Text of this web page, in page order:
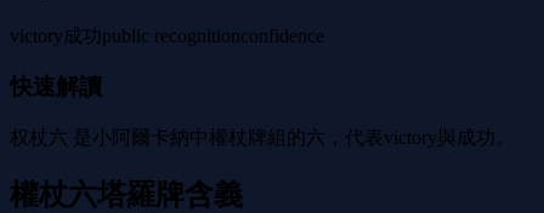
victory成功public recognitionconfidence
快速解讀
权杖六 是小阿爾卡納中權杖牌組的六，代表victory與成功。
權杖六塔羅牌含義